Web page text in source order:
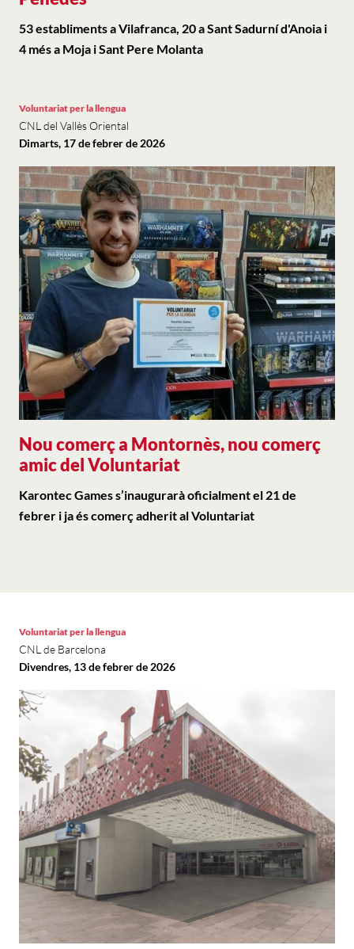
53 establiments a Vilafranca, 20 a Sant Sadurní d'Anoia i
4 més a Moja i Sant Pere Molanta
Nou comerç a Montornès, nou comerç
amic del Voluntariat
Voluntariat per la llengua
CNL del Vallès Oriental
Dimarts, 17 de febrer de 2026
Karontec Games s’inaugurarà oficialment el 21 de
febrer i ja és comerç adherit al Voluntariat
Voluntariat per la llengua
CNL de Barcelona
Divendres, 13 de febrer de 2026